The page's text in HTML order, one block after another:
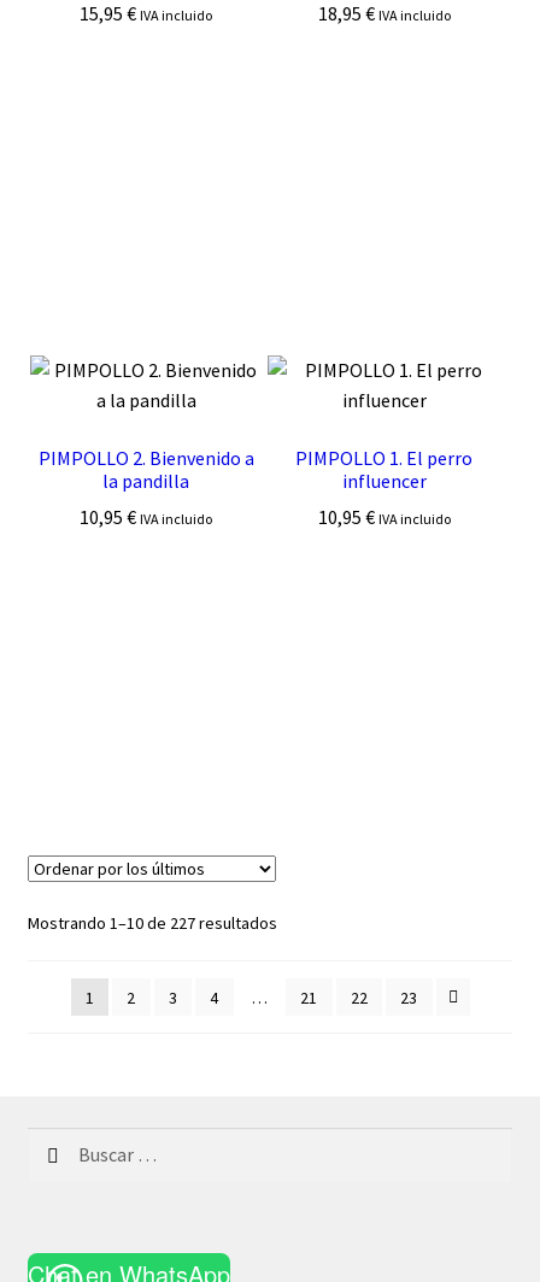
15,95€ IVA incluido
18,95 € IVA incluido
PIMPOLLO 2. Bienvenido a
la pandilla
10,95€ IVA incluido
PIMPOLLO 1. El perro
influencer
10,95 € IVA incluido
Mostrando 1–10 de 227 resultadosOrdenado
últimos
1 2 3 4 … 21 22 23
Chat en WhatsApp